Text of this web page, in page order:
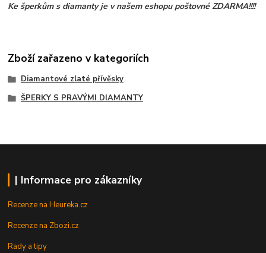
Ke šperkům s diamanty je v našem eshopu poštovné ZDARMA!!!!
Zboží zařazeno v kategoriích
Diamantové zlaté přívěsky
ŠPERKY S PRAVÝMI DIAMANTY
| Informace pro zákazníky
Recenze na Heureka.cz
Recenze na Zbozi.cz
Rady a tipy